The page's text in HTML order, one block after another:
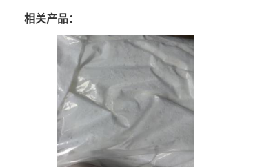
相关产品：